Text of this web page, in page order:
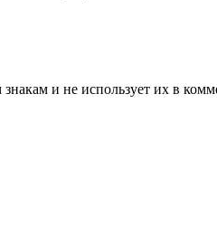
и не использует их в